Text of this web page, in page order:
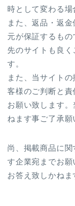
時として変わる場
また、返品・返
元が保証するも
先のサイトも良
す。
また、当サイト
客様のご判断と責
お願い致します
ねます事ご了承願
尚、掲載商品に
す企業宛までお
お答え致しかねま